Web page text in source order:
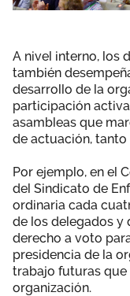
A nivel interno, los
también
desarrollo de la
participación
asambleas que
de actuación,
Por ejemplo, en el
del Sindicato de
ordinaria cada
de los delegados y
derecho a voto
presidencia de la
trabajo futuras que
organización.